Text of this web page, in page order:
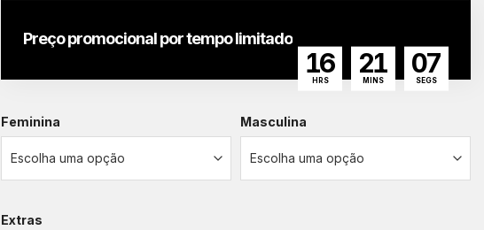
Preço promocional por tempo limitado
16
HRS
21
MINS
06
SEGS
Feminina Masculina
Extras